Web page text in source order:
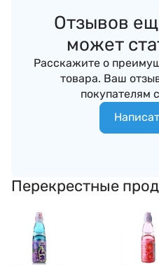
Отзывов
может
Расскажите о
товара. Ваш
покупателям
Перекрестные